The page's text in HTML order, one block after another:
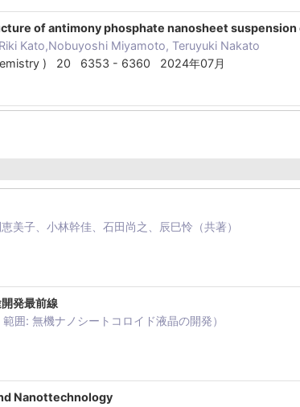
of antimony phosphate nanosheet
Kato,Nobuyoshi Miyamoto, Teruyuki Nakato
) 20 6353 - 6360 2024年07月
美子、小林幹佳、石田尚之、辰巳怜（共著）
発最前線
囲: 無機ナノシートコロイド液晶の開発）
Nanottechnology